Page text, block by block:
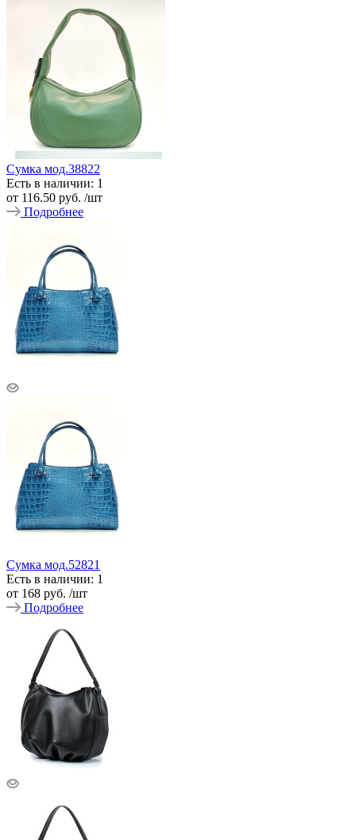
Сумка мод.38822
Есть в наличии: 1
от 116.50 руб. /шт
Подробнее
Сумка мод.52821
Есть в наличии: 1
от 168 руб. /шт
Подробнее